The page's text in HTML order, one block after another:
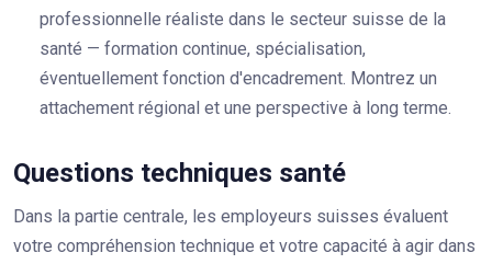
professionnelle réaliste dans le secteur suisse de la
santé — formation continue, spécialisation,
éventuellement fonction d'encadrement. Montrez un
attachement régional et une perspective à long terme.
Questions techniques santé
Dans la partie centrale, les employeurs suisses évaluent
votre compréhension technique et votre capacité à agir dans